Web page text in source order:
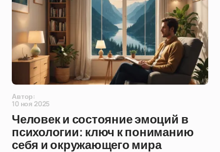
Автор:
10 ноя 2025
Человек и состояние эмоций в
психологии: ключ к пониманию
себя и окружающего мира